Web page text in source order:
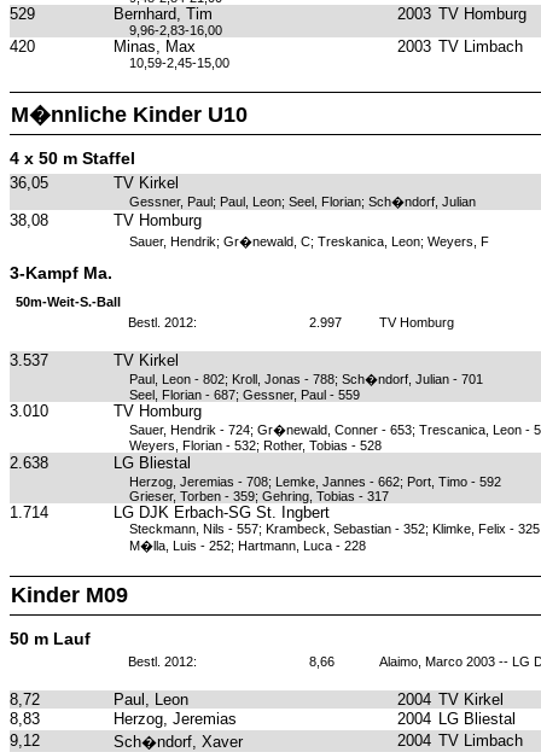
529 Bernhard, Tim 2003 TV Homburg
9,96-2,83-16,00
420 Minas, Max 2003 TV Limbach
10,59-2,45-15,00
M�nnliche Kinder U10
4 x 50 m Staffel
36,05 TV Kirkel
Gessner, Paul; Paul, Leon; Seel, Florian; Sch�ndorf, Julian
38,08 TV Homburg
Sauer, Hendrik; Gr�newald, C; Treskanica, Leon; Weyers, F
3-Kampf Ma.
50m-Weit-S.-Ball
Bestl. 2012:
2.997 TV Homburg
3.537 TV Kirkel
Paul, Leon - 802; Kroll, Jonas - 788; Sch�ndorf, Julian - 701
Seel, Florian - 687; Gessner, Paul - 559
3.010 TV Homburg
Sauer, Hendrik - 724; Gr�newald, Conner - 653; Trescanica, Leon -
Weyers, Florian - 532; Rother, Tobias - 528
2.638 LG Bliestal
Herzog, Jeremias - 708; Lemke, Jannes - 662; Port, Timo - 592
Grieser, Torben - 359; Gehring, Tobias - 317
1.714 LG DJK Erbach-SG St. Ingbert
Steckmann, Nils - 557; Krambeck, Sebastian - 352; Klimke, Felix - 325
M�lla, Luis - 252; Hartmann, Luca - 228
Kinder M09
50 m Lauf
Bestl. 2012: 8,66 Alaimo, Marco 2003 -- LG
8,72 Paul, Leon 2004 TV Kirkel
8,83
Herzog, Jeremias 2004 LG Bliestal
9,12
Sch�ndorf, Xaver 2004 TV Limbach